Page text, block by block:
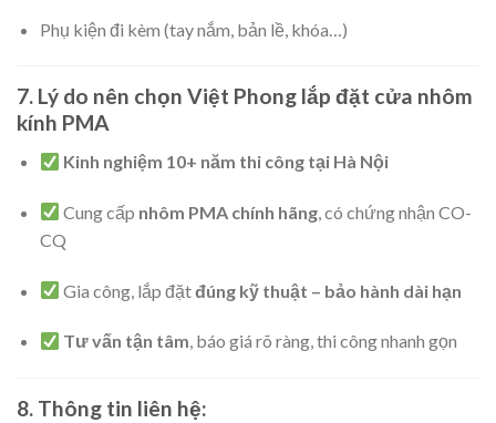
Phụ kiện đi kèm (tay nắm, bản lề, khóa…)
7. Lý do nên chọn Việt Phong lắp đặt cửa nhôm
kính PMA
Kinh nghiệm 10+ năm thi công tại Hà Nội
Cung cấp nhôm PMA chính hãng, có chứng nhận CO-
CQ
Gia công, lắp đặtđúng kỹ thuật – bảo hành dài hạn
Tư vấn tận tâm, báo giá rõ ràng, thi công nhanh gọn
8. Thông tin liên hệ: